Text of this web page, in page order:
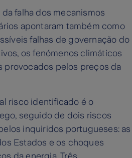
falha dos mecanismos
apontaram também como
falhas de governação do
os fenómenos climáticos
provocados pelos preços da
risco identificado é o
seguido de dois riscos
inquiridos portugueses: as
Estados e os choques